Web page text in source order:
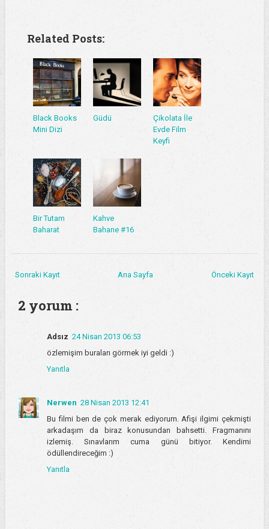
Related Posts:
Black Books
Mini Dizi
Güdü
Çikolata İle
Evde Film
Keyfi
Bir Tutam
Baharat
Kahve
Bahane #16
Sonraki Kayıt Önceki Kayıt
Ana Sayfa
2 yorum :
Adsız 24 Nisan 2013 06:53
özlemişim buraları görmek iyi geldi :)
Yanıtla
Nerwen 28 Nisan 2013 12:41
Bu filmi ben de çok merak ediyorum. Afişi ilgimi çekmişti
arkadaşım da biraz konusundan bahsetti. Fragmanını
izlemiş. Sınavlarım cuma günü bitiyor. Kendimi
ödüllendireceğim :)
Yanıtla